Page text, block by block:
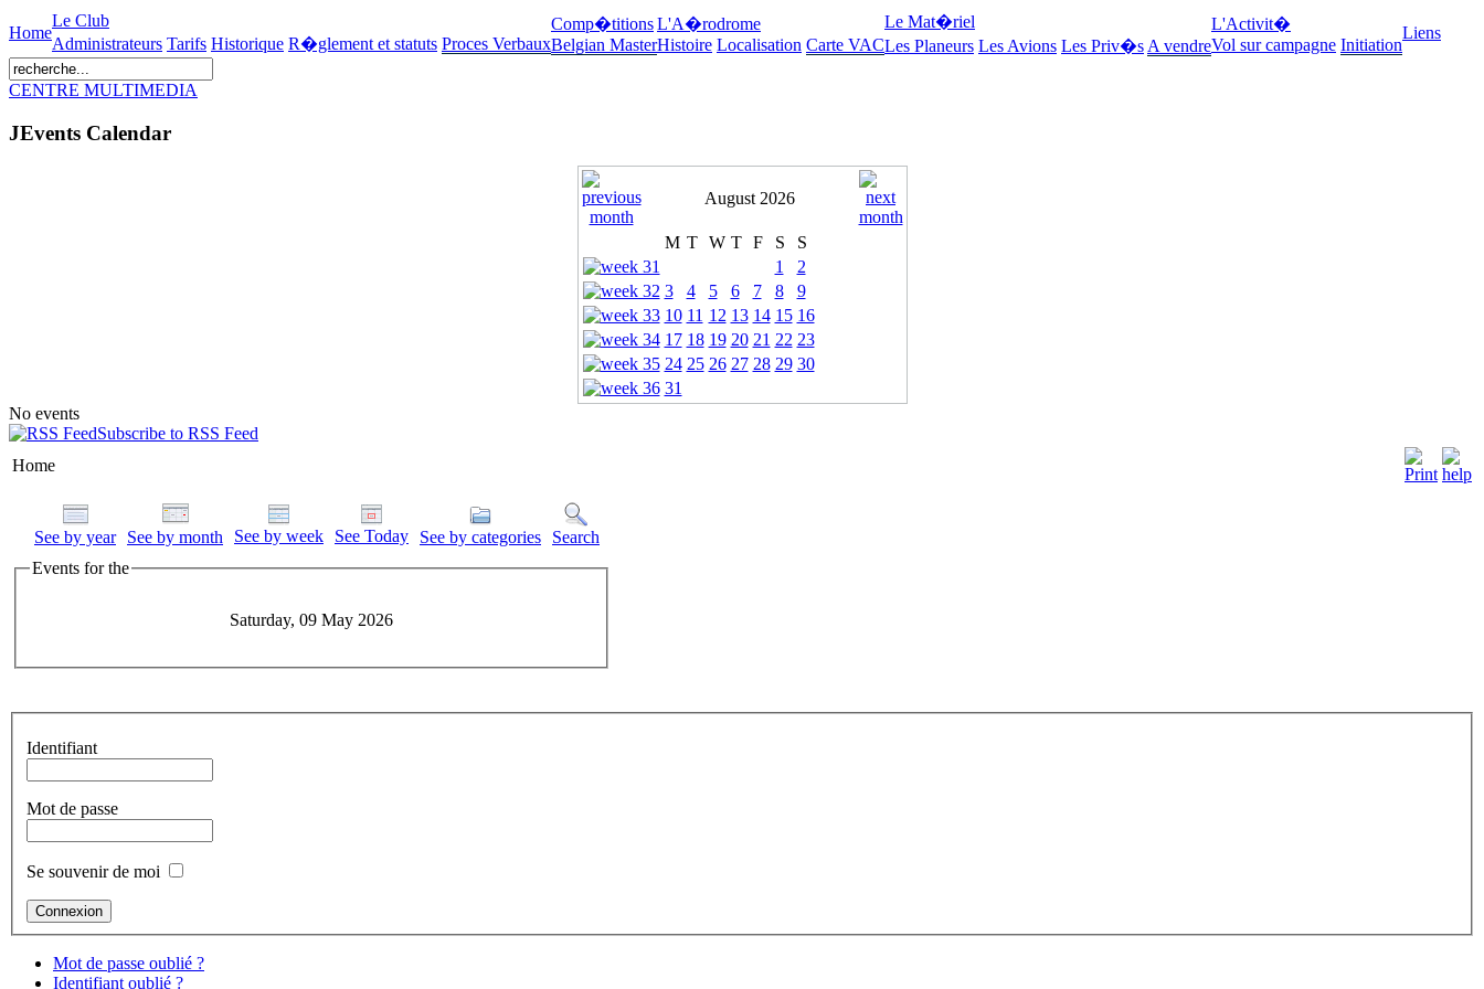
Home
Le Club
Administrateurs Tarifs Historique R�glement et statuts Proces Verbaux
Comp�titions
Belgian Master
L'A�rodrome
Histoire Localisation Carte VAC
Le Mat�riel
Les Planeurs Les Avions Les Priv�s A vendre
L'Activit�
Vol sur campagne Initiation
Liens
CENTRE MULTIMEDIA
JEvents Calendar
August 2026
M T W T F S
S
1
2
3
4 5 6 7 8
9
10 11 12 13 14 15 16
17 18 19 20 21 22 23
24 25 26 27 28 29 30
31
No events
Subscribe to RSS Feed
Home
See by year See by month See by week See Today See by categories
Search
Events for the
Saturday, 09 May 2026
Identifiant
Mot de passe
Se souvenir de moi
Mot de passe oublié ?
Identifiant oublié ?